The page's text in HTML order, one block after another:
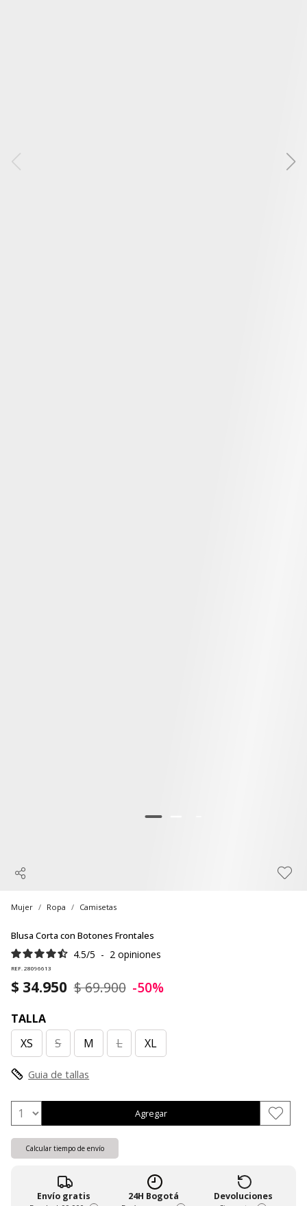
Mujer Ropa Camisetas
Blusa Corta con Botones Frontales
4.5/5 - 2 opiniones
REF. 28096613
$ 34.950 $ 69.900 -50%
TALLA
XS
S M L XL
Guia de tallas
Agregar
Calcular tiempo de envío
Envío gratis 24H Bogotá Devoluciones